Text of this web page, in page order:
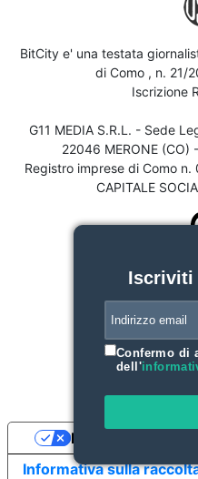
BitCity e' una testata
di Como , n. 21/
Iscrizione
G11 MEDIA S.R.L. - Sede
22046 MERONE (CO)
Registro imprese di Como
CAPITALE
Iscriviti
Confermo di
dell'
Informativa sulla
Le tue